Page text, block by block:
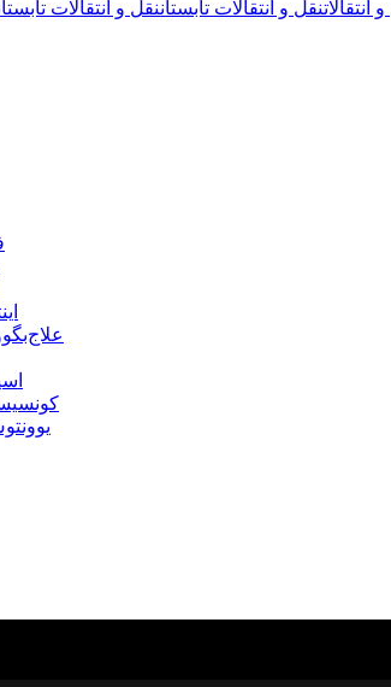
انتقالاتنقل و انتقالات تابستاننقل و انتقالات